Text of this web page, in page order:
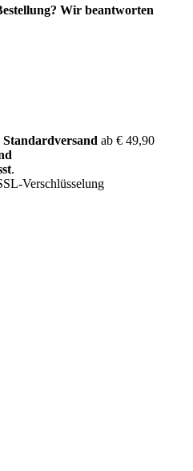
Wir beantworten
ab € 49,90
.
Verschlüsselung